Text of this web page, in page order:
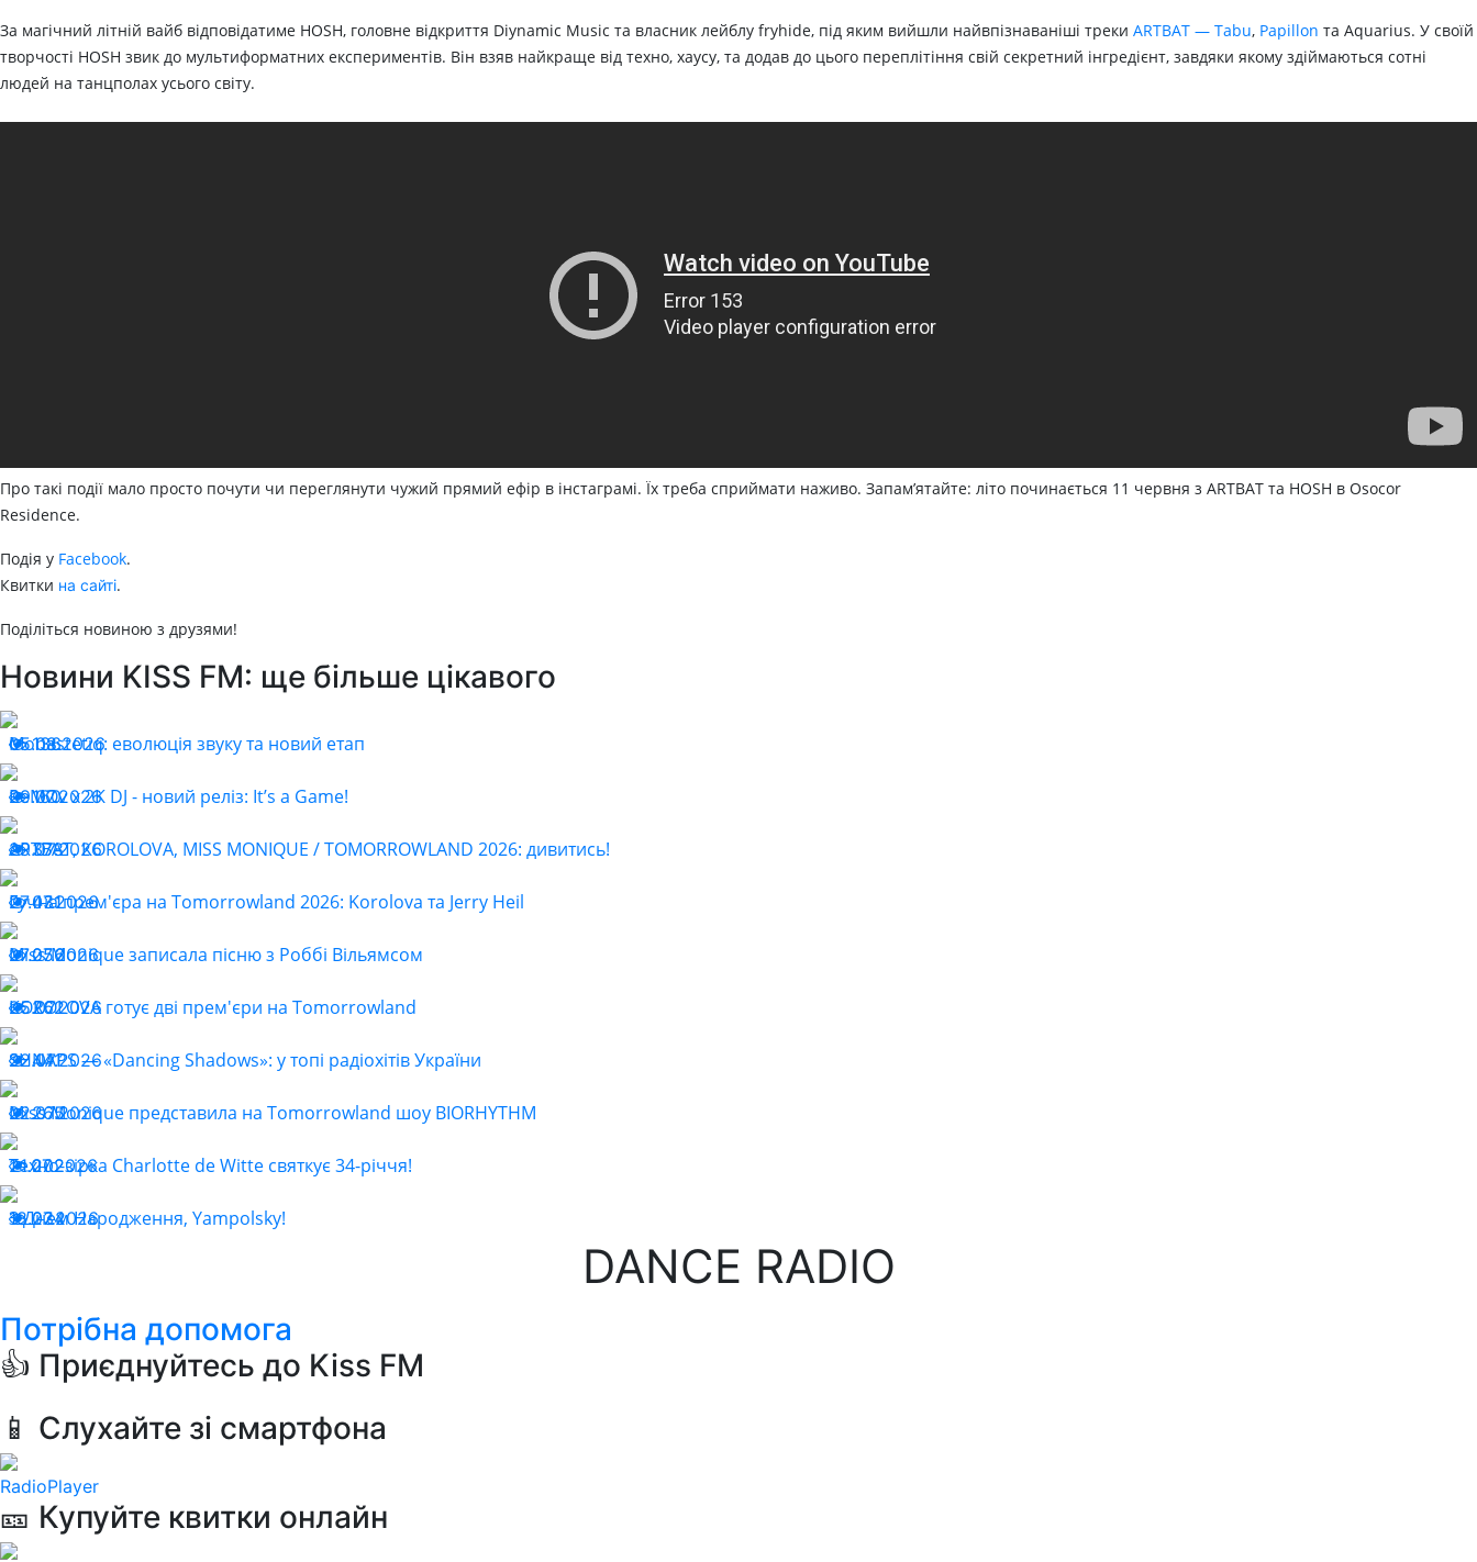
За магічний літній вайб відповідатиме HOSH, головне відкриття Diynamic Music та власник лейблу fryhide, під яким вийшли найвпізнаваніші треки ARTBAT — Tabu, Papillon та Aquarius. У своїй
творчості HOSH звик до мультиформатних експериментів. Він взяв найкраще від техно, хаусу, та додав до цього переплітіння свій секретний інгредієнт, завдяки якому здіймаються сотні
людей на танцполах усього світу.
Про такі події мало просто почути чи переглянути чужий прямий ефір в інстаграмі. Їх треба сприймати наживо. Запам’ятайте: літо починається 11 червня з ARTBAT та HOSH в Osocor
Residence.
Подія у Facebook.
Квитки на сайті.
Поділіться новиною з друзями!
Новини KISS FM: ще більше цікавого
05.08.2026
136
Monastetiq: еволюція звуку та новий етап
29.07.2026
160
ReMOv x 2K DJ - новий реліз: It’s a Game!
29.07.2026
378
ARTBAT, KOROLOVA, MISS MONIQUE / TOMORROWLAND 2026: дивитись!
27.07.2026
431
Гучна прем'єра на Tomorrowland 2026: Korolova та Jerry Heil
27.07.2026
256
Miss Monique записала пісню з Роббі Вільямсом
25.07.2026
262
KOROLOVA готує дві прем'єри на Tomorrowland
22.07.2026
441
SHNAPS — «Dancing Shadows»: у топі радіохітів України
22.07.2026
265
Miss Monique представила на Tomorrowland шоу BIORHYTHM
21.07.2026
202
Техно-зірка Charlotte de Witte святкує 34-річчя!
18.07.2026
234
З Днем Народження, Yampolsky!
DANCE RADIO
Потрібна допомога
👍 Приєднуйтесь до Kiss FM
📱 Слухайте зі смартфона
RadioPlayer
🎫 Купуйте квитки онлайн